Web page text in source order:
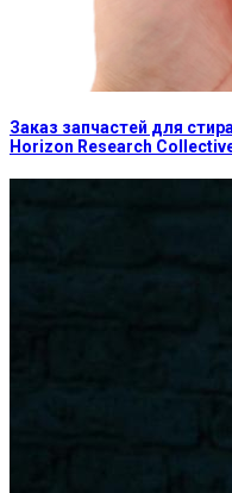
Заказ запчастей для
Horizon Research